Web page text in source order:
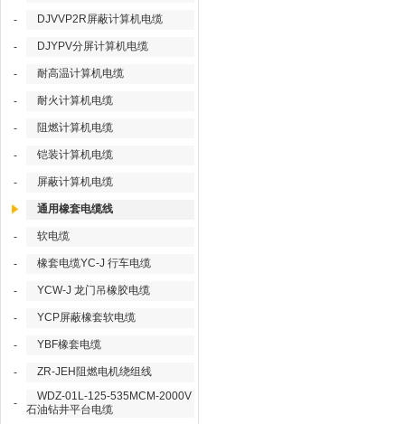
- DJVVP2R屏蔽计算机电缆
- DJYPV分屏计算机电缆
- 耐高温计算机电缆
- 耐火计算机电缆
- 阻燃计算机电缆
- 铠装计算机电缆
- 屏蔽计算机电缆
通用橡套电缆线
- 软电缆
- 橡套电缆YC-J 行车电缆
- YCW-J 龙门吊橡胶电缆
- YCP屏蔽橡套软电缆
- YBF橡套电缆
- ZR-JEH阻燃电机绕组线
-
WDZ-01L-125-535MCM-2000V
石油钻井平台电缆